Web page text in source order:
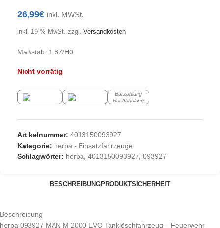
26,99€ inkl. MWSt.
inkl. 19 % MwSt. zzgl. Versandkosten
Maßstab: 1:87/H0
Nicht vorrätig
Barzahlung
Bei Abholung
Artikelnummer: 4013150093927
Kategorie: herpa - Einsatzfahrzeuge
Schlagwörter: herpa, 4013150093927, 093927
BESCHREIBUNGPRODUKTSICHERHEIT
Beschreibung
herpa 093927 MAN M 2000 EVO Tanklöschfahrzeug – Feuerwehr